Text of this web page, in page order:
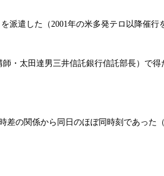
派遣した（2001年の米多発テロ以降催行
・太田達男三井信託銀行信託部長）で得
差の関係から同日のほぼ同時刻であった